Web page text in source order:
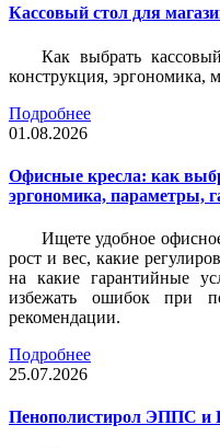
Кассовый стол для
Как выбрать
конструкция, эргономика,
Подробнее
01.08.2026
Офисные кресла: как
эргономика, параметры,
Ищете удобное
рост и вес, какие
на какие гарантийные
избежать ошибок при
рекомендации.
Подробнее
25.07.2026
Пенополистирол ЭППС и